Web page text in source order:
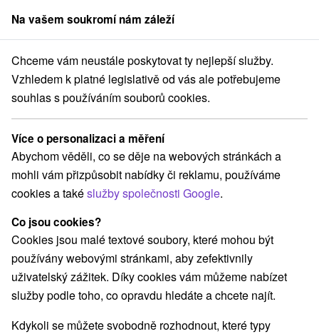
člen skupinySorger
kraj Trnavá Hora Zruby pod Borovicou Trnavá Hora
Zruby pod Borovicou Trnavá Hora
Trnavá Hora
REZERVACE A VÝBĚR POBYTU
Kontaktujte přímo ubytovatele.
Navigovat do místa
O ZAŘÍZENÍ VYBAVENÍ
Na vašem soukromí nám záleží
Chceme vám neustále poskytovat ty nejlepší služby.
Vzhledem k platné legislativě od vás ale potřebujeme
souhlas s používáním souborů cookies.
Více o personalizaci a měření
Abychom věděli, co se děje na webových stránkách a
mohli vám přizpůsobit nabídky či reklamu, používáme
cookies a takéslužby společnosti Google.
Co jsou cookies?
Cookies jsou malé textové soubory, které mohou být
používány webovými stránkami, aby zefektivnily
uživatelský zážitek. Díky cookies vám můžeme nabízet
služby podle toho, co opravdu hledáte a chcete najít.
Kdykoli se můžete svobodně rozhodnout, které typy